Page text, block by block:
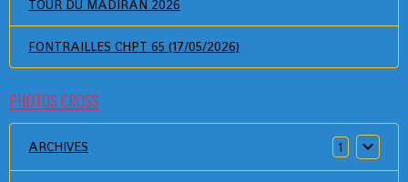
TOUR DU MADIRAN 2026
FONTRAILLES CHPT 65 (17/05/2026)
PHOTOS CROSS
ARCHIVES 1